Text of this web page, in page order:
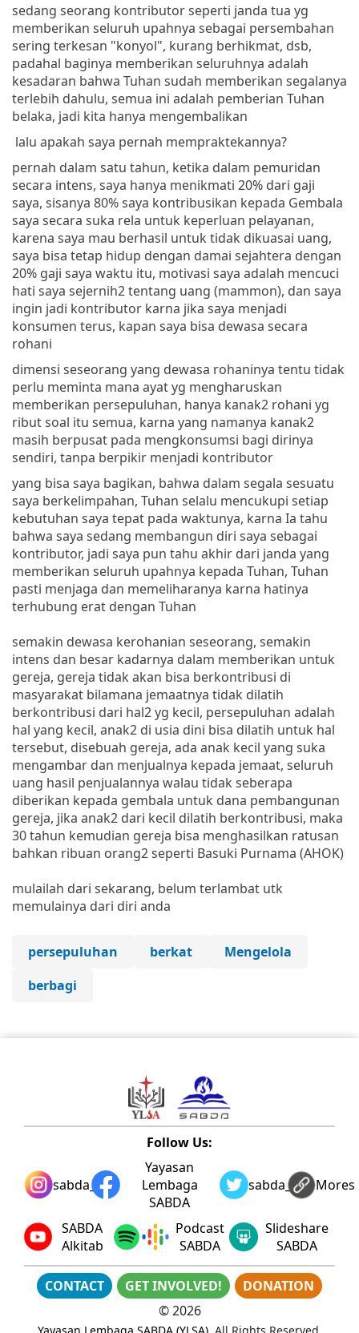
sedang seorang kontributor seperti janda tua yg
memberikan seluruh upahnya sebagai persembahan
sering terkesan "konyol", kurang berhikmat, dsb,
padahal baginya memberikan seluruhnya adalah
kesadaran bahwa Tuhan sudah memberikan segalanya
terlebih dahulu, semua ini adalah pemberian Tuhan
belaka, jadi kita hanya mengembalikan
lalu apakah saya pernah mempraktekannya?
pernah dalam satu tahun, ketika dalam pemuridan
secara intens, saya hanya menikmati 20% dari gaji
saya, sisanya 80% saya kontribusikan kepada Gembala
saya secara suka rela untuk keperluan pelayanan,
karena saya mau berhasil untuk tidak dikuasai uang,
saya bisa tetap hidup dengan damai sejahtera dengan
20% gaji saya waktu itu, motivasi saya adalah mencuci
hati saya sejernih2 tentang uang (mammon), dan saya
ingin jadi kontributor karna jika saya menjadi
konsumen terus, kapan saya bisa dewasa secara
rohani
dimensi seseorang yang dewasa rohaninya tentu tidak
perlu meminta mana ayat yg mengharuskan
memberikan persepuluhan, hanya kanak2 rohani yg
ribut soal itu semua, karna yang namanya kanak2
masih berpusat pada mengkonsumsi bagi dirinya
sendiri, tanpa berpikir menjadi kontributor
yang bisa saya bagikan, bahwa dalam segala sesuatu
saya berkelimpahan, Tuhan selalu mencukupi setiap
kebutuhan saya tepat pada waktunya, karna Ia tahu
bahwa saya sedang membangun diri saya sebagai
kontributor, jadi saya pun tahu akhir dari janda yang
memberikan seluruh upahnya kepada Tuhan, Tuhan
pasti menjaga dan memeliharanya karna hatinya
terhubung erat dengan Tuhan
semakin dewasa kerohanian seseorang, semakin
intens dan besar kadarnya dalam memberikan untuk
gereja, gereja tidak akan bisa berkontribusi di
masyarakat bilamana jemaatnya tidak dilatih
berkontribusi dari hal2 yg kecil, persepuluhan adalah
hal yang kecil, anak2 di usia dini bisa dilatih untuk hal
tersebut, disebuah gereja, ada anak kecil yang suka
mengambar dan menjualnya kepada jemaat, seluruh
uang hasil penjualannya walau tidak seberapa
diberikan kepada gembala untuk dana pembangunan
gereja, jika anak2 dari kecil dilatih berkontribusi, maka
30 tahun kemudian gereja bisa menghasilkan ratusan
bahkan ribuan orang2 seperti Basuki Purnama (AHOK)
mulailah dari sekarang, belum terlambat utk
memulainya dari diri anda
persepuluhan berkat
Mengelola
berbagi
Follow Us:
sabda_ylsa
Yayasan
Lembaga
SABDA
sabda_ylsaMores
SABDA
Alkitab
Podcast
SABDA
Slideshare
SABDA
CONTACT GET INVOLVED!
DONATION
©2026
Yayasan Lembaga SABDA (YLSA). All Rights Reserved.